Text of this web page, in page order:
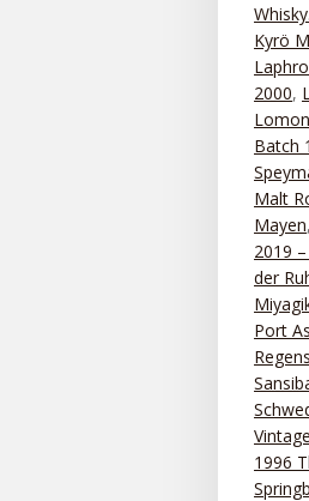
Kyrö
2000,
Batch 1
Malt
Mayen,
2019
der
Port
Vintage
1996